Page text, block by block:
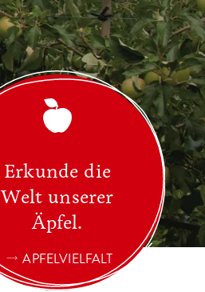
Erkunde die
Welt unserer
Äpfel.
APFELVIELFALT